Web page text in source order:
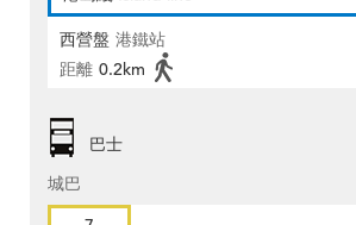
西營盤 港鐵站
距離 0.2km
巴士
城巴